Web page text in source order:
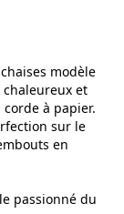
modèle
et
à papier.
sur le
en
passionné du